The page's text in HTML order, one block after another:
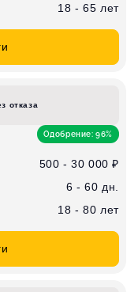
18 - 65 лет
отказа
Одобрение: 96%
500 - 30 000 ₽
6 - 60 дн.
18 - 80 лет